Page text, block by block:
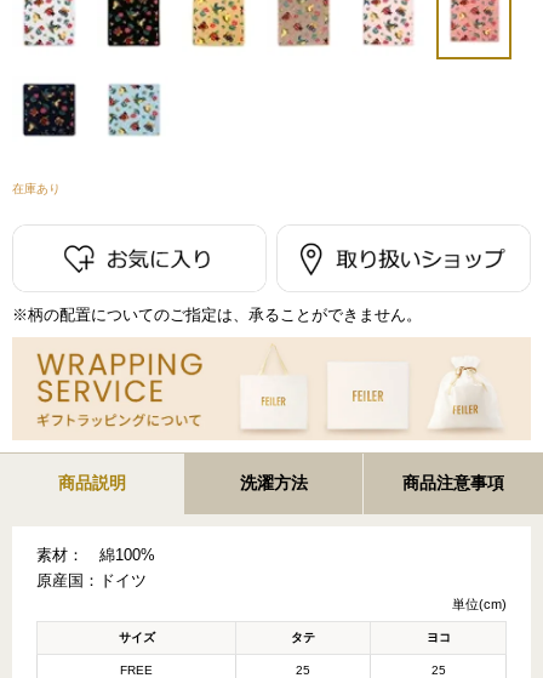
在庫あり
※柄の配置についてのご指定は、承ることができません。
商品説明 洗濯方法 商品注意事項
素材：
綿100%
原産国： ドイツ
単位(cm)
サイズ タテ ヨコ
FREE 25 25